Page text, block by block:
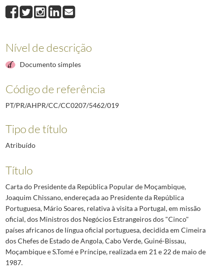
Nível de descrição
Documento simples
Código de referência
PT/PR/AHPR/CC/CC0207/5462/019
Tipo de título
Atribuído
Título
Carta do Presidente da República Popular de Moçambique,
Joaquim Chissano, endereçada ao Presidente da República
Portuguesa, Mário Soares, relativa à visita a Portugal, em missão
oficial, dos Ministros dos Negócios Estrangeiros dos "Cinco"
países africanos de língua oficial portuguesa, decidida em Cimeira
dos Chefes de Estado de Angola, Cabo Verde, Guiné-Bissau,
Moçambique e S.Tomé e Príncipe, realizada em 21 e 22 de maio de
1987.